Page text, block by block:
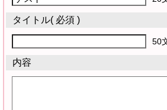
タイトル( 必須 )
50
内容